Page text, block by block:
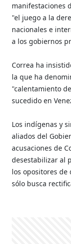
manifestaciones
"el juego a la
nacionales e
a los gobiernos
Correa ha
la que ha
"calentamiento
sucedido en
Los indígenas y
aliados del
acusaciones de
desestabilizar al
los opositores de
sólo busca